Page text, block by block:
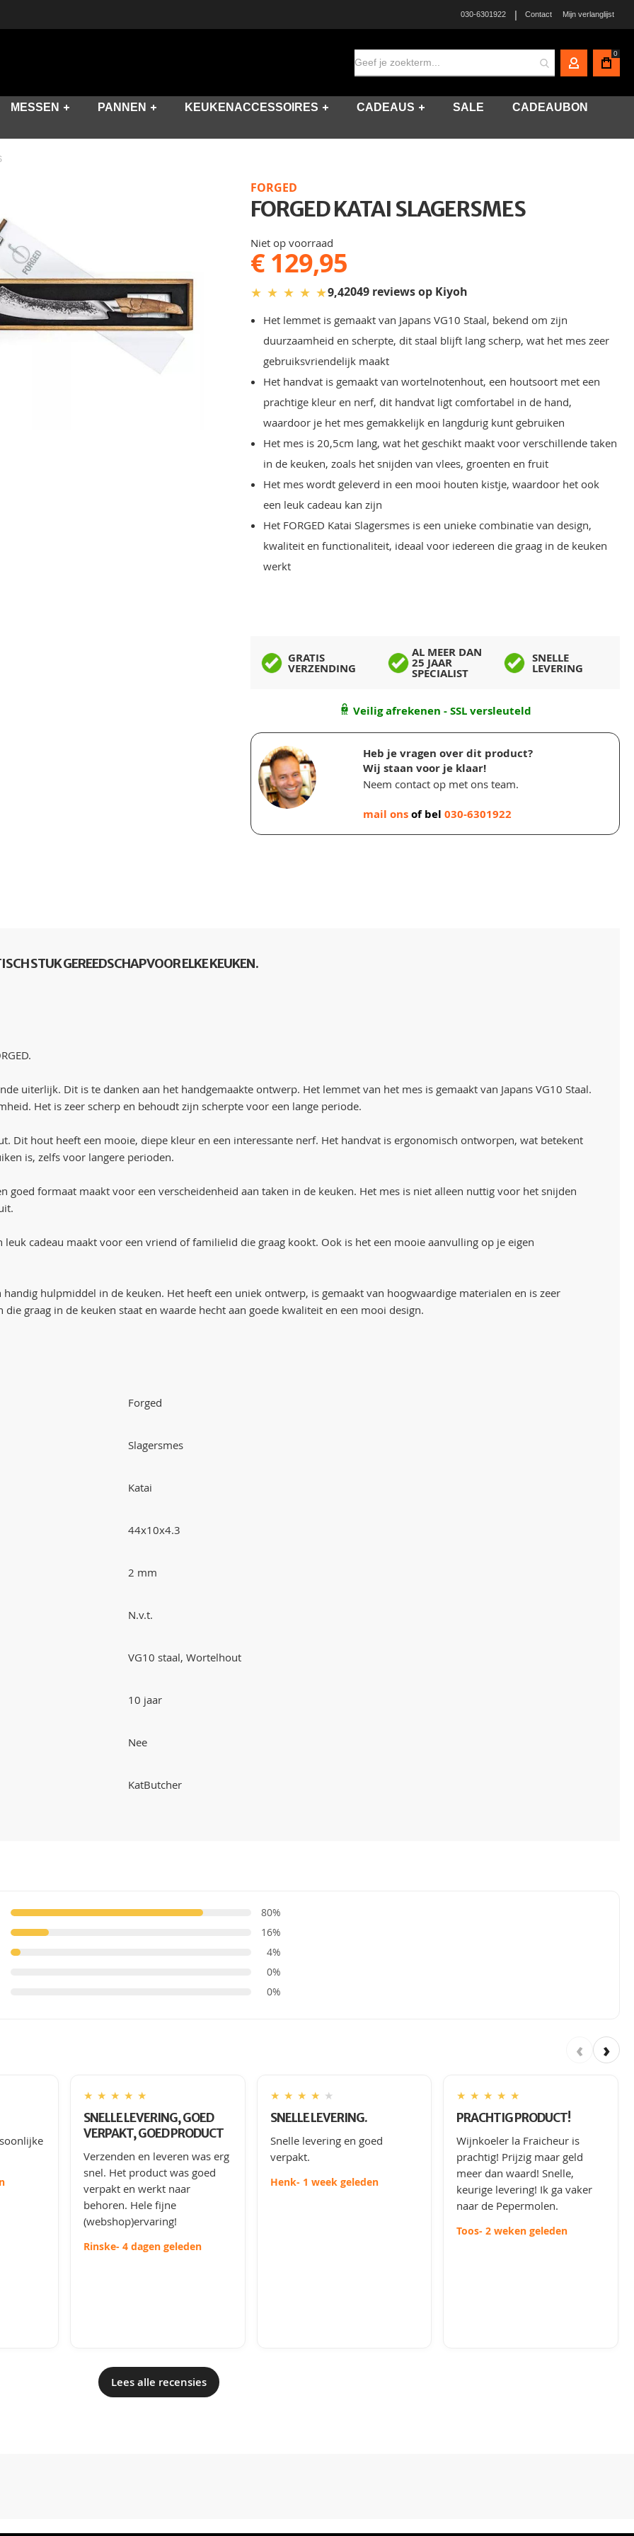
030-6301922
| Contact Mijn verlanglijst
MIJN
0
MESSEN PANNEN KEUKENACCESSOIRES CADEAUS SALE
CADEAUBON
FORGED
FORGED KATAI SLAGERSMES
Niet op voorraad
€ 129,95
★ ★ ★ ★ ★9,42049 reviews op Kiyoh
Het lemmet is gemaakt van Japans VG10 Staal, bekend om zijn
duurzaamheid en scherpte, dit staal blijft lang scherp, wat het mes zeer
gebruiksvriendelijk maakt
Het handvat is gemaakt van wortelnotenhout, een houtsoort met een
prachtige kleur en nerf, dit handvat ligt comfortabel in de hand,
waardoor je het mes gemakkelijk en langdurig kunt gebruiken
Het mes is 20,5cm lang, wat het geschikt maakt voor verschillende taken
in de keuken, zoals het snijden van vlees, groenten en fruit
Het mes wordt geleverd in een mooi houten kistje, waardoor het ook
een leuk cadeau kan zijn
Het FORGED Katai Slagersmes is een unieke combinatie van design,
kwaliteit en functionaliteit, ideaal voor iedereen die graag in de keuken
werkt
GRATIS
VERZENDING
AL MEER DAN
25 JAAR
SPECIALIST
SNELLE
LEVERING
Veilig afrekenen - SSL versleuteld
Heb je vragen over dit product?
Wij staan voor je klaar!
Neem contact op met ons team.
mail onsof bel 030-6301922
STUK GEREEDSCHAP VOOR ELKE KEUKEN.
uiterlijk. Dit is te danken aan het handgemaakte ontwerp. Het lemmet van het mes is gemaakt van Japans VG10 Staal.
Het is zeer scherp en behoudt zijn scherpte voor een lange periode.
Dit hout heeft een mooie, diepe kleur en een interessante nerf. Het handvat is ergonomisch ontworpen, wat betekent
is, zelfs voor langere perioden.
goed formaat maakt voor een verscheidenheid aan taken in de keuken. Het mes is niet alleen nuttig voor het snijden
cadeau maakt voor een vriend of familielid die graag kookt. Ook is het een mooie aanvulling op je eigen
handig hulpmiddel in de keuken. Het heeft een uniek ontwerp, is gemaakt van hoogwaardige materialen en is zeer
graag in de keuken staat en waarde hecht aan goede kwaliteit en een mooi design.
Forged
Slagersmes
Katai
44x10x4.3
2 mm
N.v.t.
VG10 staal, Wortelhout
10 jaar
Nee
KatButcher
80%
16%
4%
0%
0%
‹ ›
★ ★ ★ ★ ★
SNELLE LEVERING, GOED
VERPAKT, GOED PRODUCT
Verzenden en leveren was erg
snel. Het product was goed
verpakt en werkt naar
behoren. Hele fijne
(webshop)ervaring!
Rinske- 4 dagen geleden
★ ★ ★ ★ ★
SNELLE LEVERING.
Snelle levering en goed
verpakt.
Henk- 1 week geleden
★ ★ ★ ★ ★
PRACHTIG PRODUCT!
Wijnkoeler la Fraicheur is
prachtig! Prijzig maar geld
meer dan waard! Snelle,
keurige levering! Ik ga vaker
naar de Pepermolen.
Toos- 2 weken geleden
Lees alle recensies